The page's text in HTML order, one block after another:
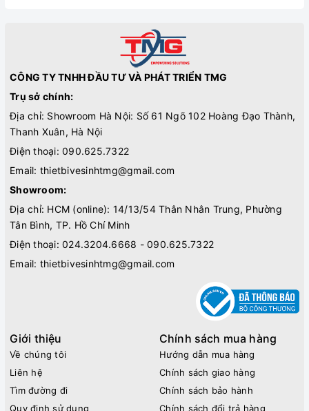
CÔNG TY TNHH ĐẦU TƯ VÀ PHÁT TRIỂN TMG
Trụ sở chính:
Địa chỉ: Showroom Hà Nội: Số 61 Ngõ 102 Hoàng Đạo Thành,
Thanh Xuân, Hà Nội
Điện thoại: 090.625.7322
Email: thietbivesinhtmg@gmail.com
Showroom:
Địa chỉ: HCM (online): 14/13/54 Thân Nhân Trung, Phường
Tân Bình, TP. Hồ Chí Minh
Điện thoại: 024.3204.6668 - 090.625.7322
Email: thietbivesinhtmg@gmail.com
Giới thiệu
Về chúng tôi
Liên hệ
Tìm đường đi
Quy định sử dụng
Chính sách mua hàng
Hướng dẫn mua hàng
Chính sách giao hàng
Chính sách bảo hành
Chính sách đổi trả hàng